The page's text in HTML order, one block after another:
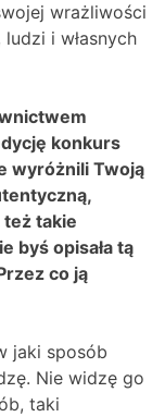
wrażliwości
i własnych
konkurs
wyróżnili Twoją
też takie
byś opisała tą
co ją
jaki sposób
Nie widzę go
taki